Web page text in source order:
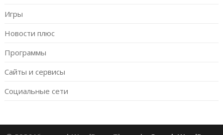
Игры
Новости плюс
Программы
Сайты и сервисы
Социальные сети